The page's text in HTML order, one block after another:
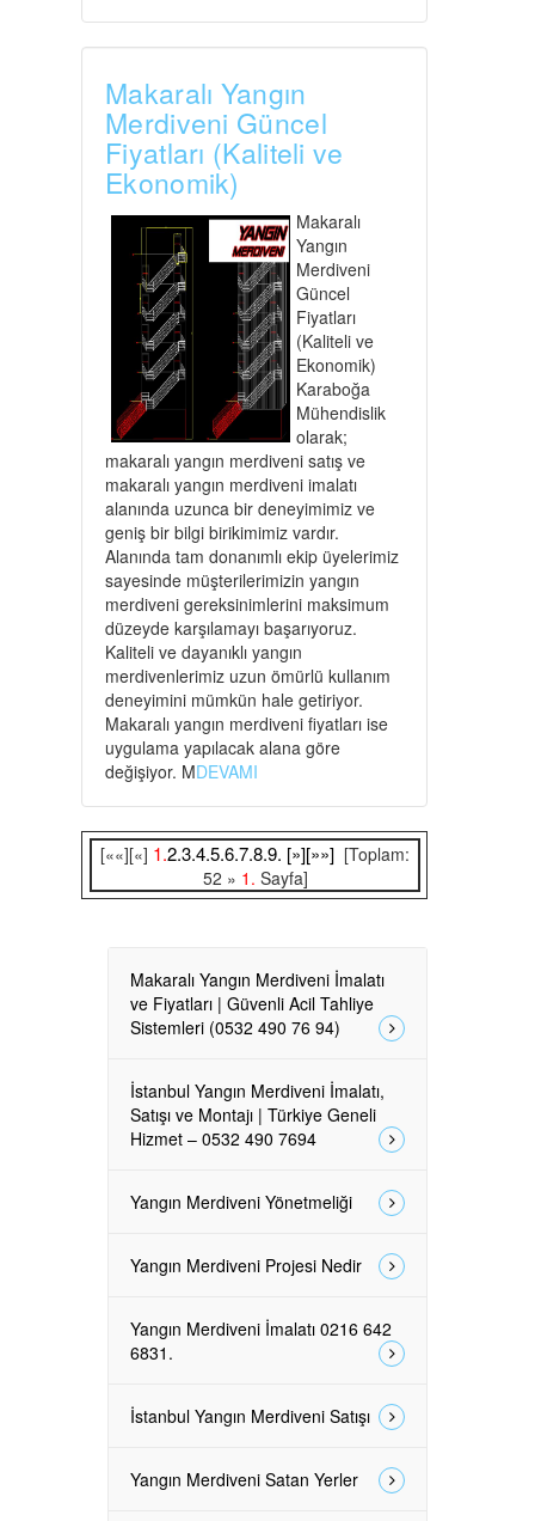
Makaralı Yangın
Merdiveni Güncel
Fiyatları (Kaliteli ve
Ekonomik)
Makaralı
Yangın
Merdiveni
Güncel
Fiyatları
(Kaliteli ve
Ekonomik)
Karaboğa
Mühendislik
olarak;
makaralı yangın merdiveni satış ve
makaralı yangın merdiveni imalatı
alanında uzunca bir deneyimimiz ve
geniş bir bilgi birikimimiz vardır.
Alanında tam donanımlı ekip üyelerimiz
sayesinde müşterilerimizin yangın
merdiveni gereksinimlerini maksimum
düzeyde karşılamayı başarıyoruz.
Kaliteli ve dayanıklı yangın
merdivenlerimiz uzun ömürlü kullanım
deneyimini mümkün hale getiriyor.
Makaralı yangın merdiveni fiyatları ise
uygulama yapılacak alana göre
değişiyor. MDEVAMI
[««][«] 1.2.3.4.5.6.7.8.9. [»][»»] [Toplam:
52 » 1. Sayfa]
Makaralı Yangın Merdiveni İmalatı
ve Fiyatları | Güvenli Acil Tahliye
Sistemleri (0532 490 76 94)
İstanbul Yangın Merdiveni İmalatı,
Satışı ve Montajı | Türkiye Geneli
Hizmet – 0532 490 7694
Yangın Merdiveni Yönetmeliği
Yangın Merdiveni Projesi Nedir
Yangın Merdiveni İmalatı 0216 642
6831.
İstanbul Yangın Merdiveni Satışı
Yangın Merdiveni Satan Yerler